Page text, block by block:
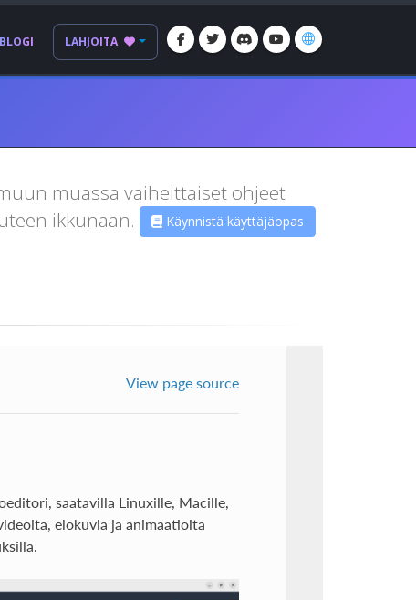
BLOGI LAHJOITA
muassa vaiheittaiset ohjeet
ikkunaan.
Käynnistä käyttäjäopas